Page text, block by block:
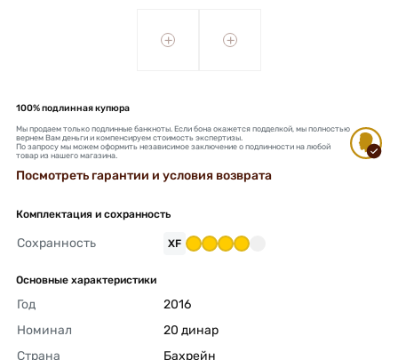
+ +
100% подлинная купюра
Мы продаем только подлинные банкноты. Если бона окажется подделкой, мы полностью
вернем Вам деньги и компенсируем стоимость экспертизы.
По запросу мы можем оформить независимое заключение о подлинности на любой
товар из нашего магазина.
Посмотреть гарантии и условия возврата
Комплектация и сохранность
Сохранность XF
Основные характеристики
Год
2016
Номинал
20 динар
Страна
Бахрейн